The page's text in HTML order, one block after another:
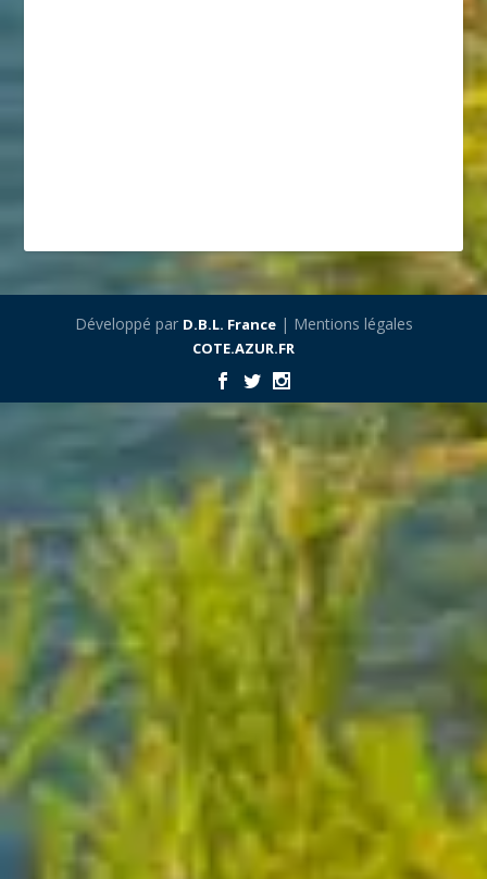
Développé par D.B.L. France| Mentions légales
COTE.AZUR.FR